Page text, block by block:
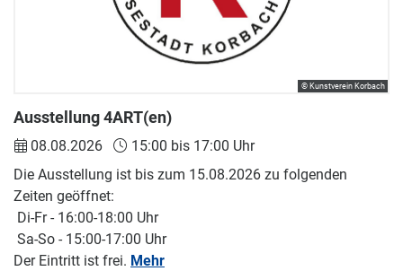
Ausstellung 4ART(en)
08.08.2026
15:00 bis 17:00 Uhr
Die Ausstellung ist bis zum 15.08.2026 zu folgenden
Zeiten geöffnet:
Di-Fr - 16:00-18:00 Uhr
Sa-So - 15:00-17:00 Uhr
Der Eintritt ist frei. Mehr
© Kunstverein Korbach